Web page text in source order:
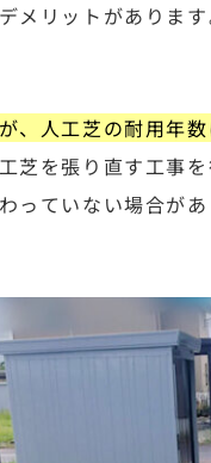
メリットがありま
、人工芝の耐用年
芝を張り直す工事
っていない場合が